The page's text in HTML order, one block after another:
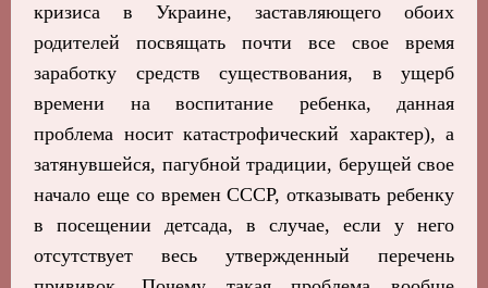
кризиса в Украине, заставляющего обоих
родителей посвящать почти все свое время
заработку средств существования, в ущерб
времени на воспитание ребенка, данная
проблема носит катастрофический характер), а
затянувшейся, пагубной традиции, берущей свое
начало еще со времен СССР, отказывать ребенку
в посещении детсада, в случае, если у него
отсутствует весь утвержденный перечень